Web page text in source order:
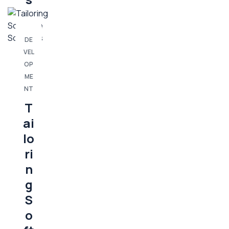
DE
VEL
OP
ME
NT
T
ai
lo
ri
n
g
S
o